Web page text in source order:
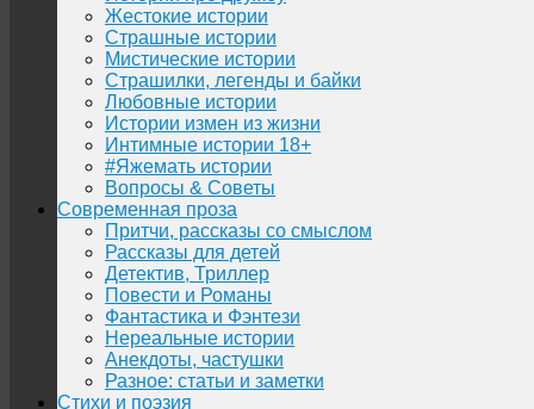
Жестокие истории
Страшные истории
Мистические истории
Страшилки, легенды и байки
Любовные истории
Истории измен из жизни
Интимные истории 18+
#Яжемать истории
Вопросы & Советы
Современная проза
Притчи, рассказы со смыслом
Рассказы для детей
Детектив, Триллер
Повести и Романы
Фантастика и Фэнтези
Нереальные истории
Анекдоты, частушки
Разное: статьи и заметки
Стихи и поэзия